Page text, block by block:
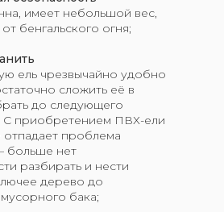
имеет небольшой вес,
бенгальского огня;
ель чрезвычайно удобно
сложить её в
до следующего
С приобретением ПВХ-ели
отпадает проблема
больше нет
разбирать и нести
дерево до
бака;